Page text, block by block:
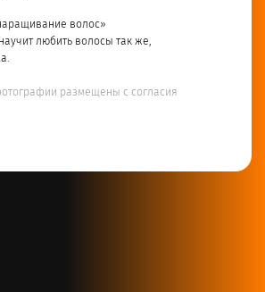
волос»
любить волосы так же,
размещены с согласия